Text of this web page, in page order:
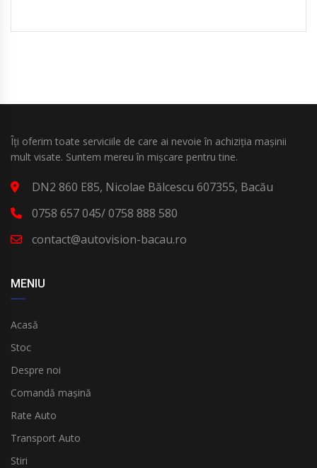
Îți oferim toate serviciile de care ai nevoie în achiziția mașinii
mult visate. Suntem mereu în mișcare pentru tine.
DN2 860 E85, Nicolae Bălcescu 607355, Bacău
0758 657 045/ 0758 888 580
contact@autovision-bacau.ro
MENIU
Acasă
Stoc
Despre noi
Comandă mașină
Rate Auto
Transport Auto
Stiri